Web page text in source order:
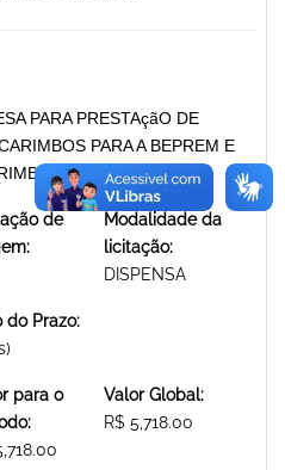
PARA PRESTAçãO DE
PARA A BEPREM E
de
Modalidade da
licitação:
DISPENSA
do Prazo:
para o
Valor Global:
R$ 5,718.00